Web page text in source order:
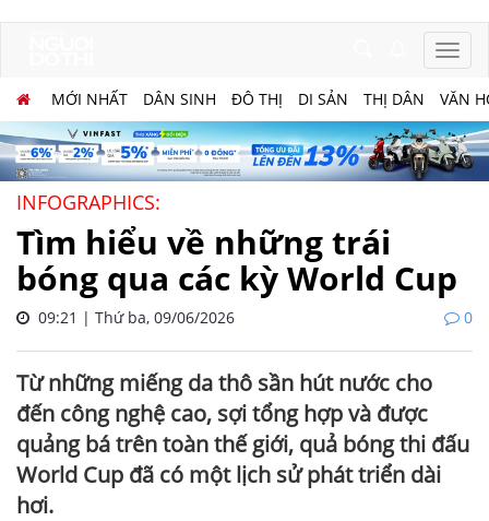
MỚI NHẤT DÂN SINH ĐÔ THỊ DI SẢN THỊ DÂN VĂN
INFOGRAPHICS:
Tìm hiểu về những trái
bóng qua các kỳ World Cup
09:21 | Thứ ba, 09/06/2026 0
Từ những miếng da thô sần hút nước cho
đến công nghệ cao, sợi tổng hợp và được
quảng bá trên toàn thế giới, quả bóng thi đấu
World Cup đã có một lịch sử phát triển dài
hơi.